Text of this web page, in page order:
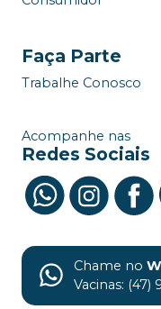
Faça Parte
Trabalhe Conosco
Acompanhe nas
Redes Sociais
Chame no
Vacinas: (47)